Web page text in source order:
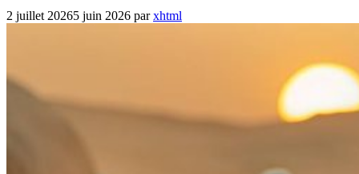
2 juillet 20265 juin 2026 parxhtml